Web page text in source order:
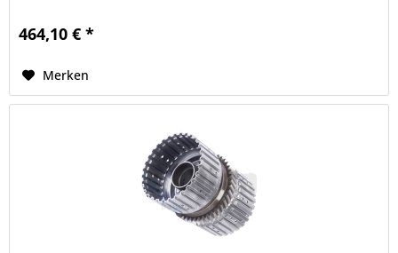
464,10 € *
Merken